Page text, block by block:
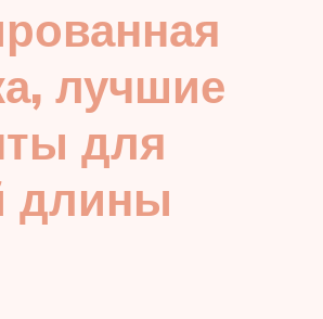
лучшие
для
длины